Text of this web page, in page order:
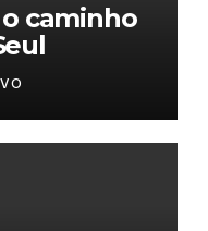
caminho